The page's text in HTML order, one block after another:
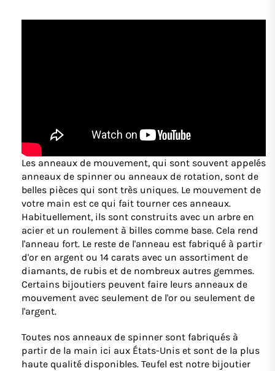
Les anneaux de mouvement, qui sont souvent appelés
anneaux de spinner ou anneaux de rotation, sont de
belles pièces qui sont très uniques. Le mouvement de
votre main est ce qui fait tourner ces anneaux.
Habituellement, ils sont construits avec un arbre en
acier et un roulement à billes comme base. Cela rend
l'anneau fort. Le reste de l'anneau est fabriqué à partir
d'or en argent ou 14 carats avec un assortiment de
diamants, de rubis et de nombreux autres gemmes.
Certains bijoutiers peuvent faire leurs anneaux de
mouvement avec seulement de l'or ou seulement de
l'argent.
Toutes nos anneaux de spinner sont fabriqués à
partir de la main ici aux États-Unis et sont de la plus
haute qualité disponibles. Teufel est notre bijoutier